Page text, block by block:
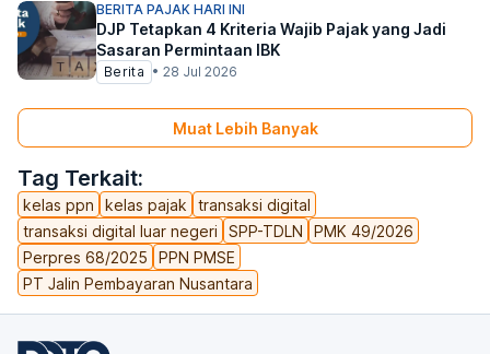
Tag Terkait:
kelas ppn kelas pajak
transaksi digital
transaksi digital luar negeri
SPP-TDLN
PMK 49/2026
Perpres 68/2025
PPN PMSE
PT Jalin Pembayaran Nusantara
BERITA PAJAK HARI INI
DJP Tetapkan 4 Kriteria Wajib Pajak yang Jadi
Sasaran Permintaan IBK
Berita • 28 Jul 2026
Muat Lebih Banyak